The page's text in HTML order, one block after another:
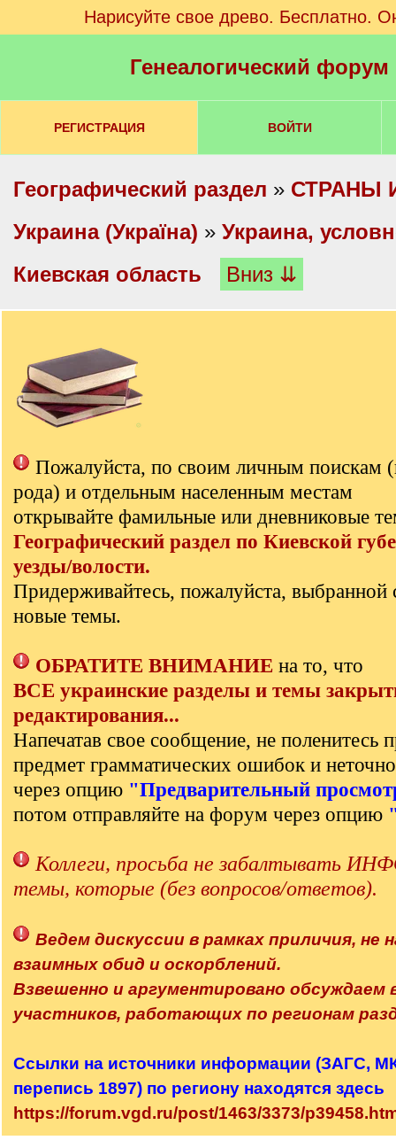
Нарисуйте свое древо. Бесплатно.
Генеалогический
РЕГИСТРАЦИЯ ВОЙТИ
Географический раздел » СТРАНЫ
Украина (Україна) » Украина,
Киевская область
Вниз ⇊
Пожалуйста, по своим личным поискам
рода) и отдельным населенным местам
открывайте фамильные или дневниковые
Географический раздел по Киевской
уезды/волости.
Придерживайтесь, пожалуйста, выбранной
новые темы.
ОБРАТИТЕ ВНИМАНИЕ на то, что
ВСЕ украинские разделы и темы
редактирования...
Напечатав свое сообщение, не поленитесь
предмет грамматических ошибок и
через опцию "Предварительный
потом отправляйте на форум через опцию
Коллеги, просьба не забалтывать
темы, которые (без вопросов/ответов).
Ведем дискуссии в рамках приличия, не
взаимных обид и оскорблений.
Взвешенно и аргументировано
участников, работающих по регионам
Ссылки на источники информации (ЗАГС,
перепись 1897) по региону находятся здесь
https://forum.vgd.ru/post/1463/3373/